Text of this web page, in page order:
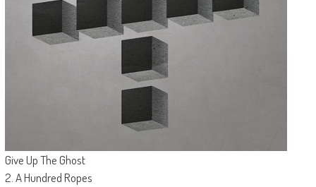
Give Up The Ghost
2. A Hundred Ropes